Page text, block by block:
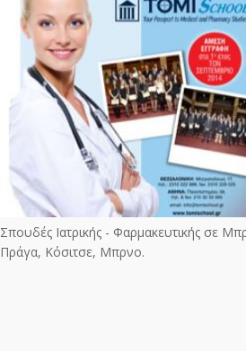
Σπουδές Ιατρικής - Φαρμακευτικής σε
Πράγα, Κόσιτσε, Μπρνο.